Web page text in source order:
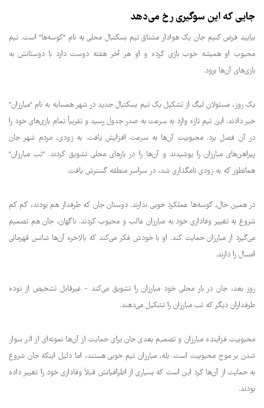
جایی که این سوگیری رخ می‌دهد
بیایید فرض کنیم جان یک هوادار مشتاق تیم بسکتبال محلی به نام "کوسه‌ها" است. تیم
محبوب او همیشه خوب بازی کرده و او هر آخر هفته دوست دارد با دوستانش به
بازی‌های آن‌ها برود.
یک روز، مسئولان لیگ از تشکیل یک تیم بسکتبال جدید در شهر همسایه به نام "مبارزان"
خبر دادند. این تیم تازه وارد به سرعت به صدر جدول رسید و تقریباً تمام بازی‌های خود را
در آن فصل برد. محبوبیت آن‌ها به سرعت افزایش یافت. به زودی، مردم شهر جان
پیراهن‌های مبارزان را پوشیدند و آن‌ها را در بارهای محلی تشویق کردند. "تب مبارزان"
همانطور که به زودی نامگذاری شد، در سراسر منطقه گسترش یافت.
در همین حال، کوسه‌ها عملکرد خوبی ندارند. دوستان جان که طرفدار هم بودند، کم کم
شروع به تغییر وفاداری خود به مبارزان غالب و محبوب کردند. ناگهان، جان هم تصمیم
می‌گیرد از مبارزان حمایت کند. او با خودش فکر می‌کند که بالاخره آن‌ها شانس قهرمانی
امسال را دارند.
روز بعد، جان در بار محلی خود مبارزان را تشویق می‌کند - غیرقابل تشخیص از توده
طرفداران دیگر که تب مبارزان را تشکیل می‌دهند.
محبوبیت فزاینده مبارزان و تصمیم بعدی جان برای حمایت از آن‌ها نمونه‌ای از اثر سوار
شدن بر موج محبوبیت است. بله، مبارزان تیم خوبی هستند، اما دلیل اینکه جان شروع
به حمایت از آن‌ها کرد این است که بسیاری از اطرافیانش قبلاً وفاداری خود را تغییر داده
بودند.